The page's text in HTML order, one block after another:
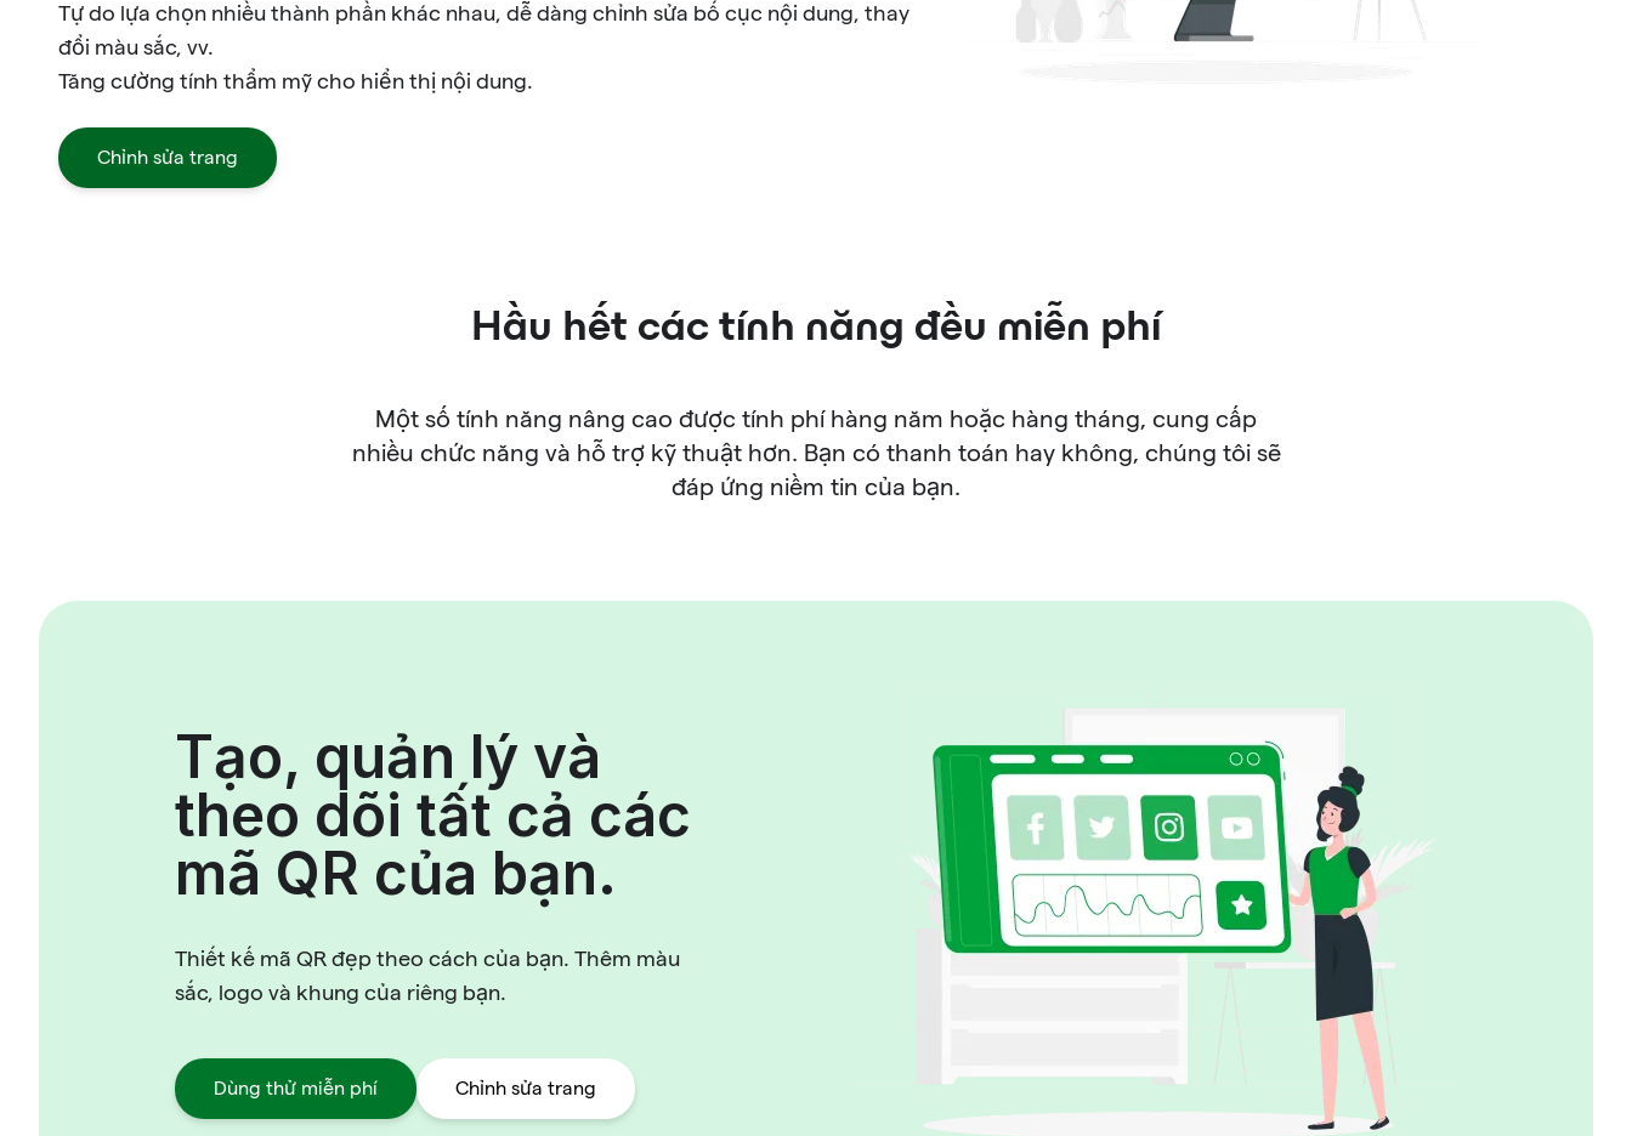
Tự do lựa chọn nhiều thành phần khác nhau, dễ dàng chỉnh sửa bố cục nội dung, thay
đổi màu sắc, vv.
Tăng cường tính thẩm mỹ cho hiển thị nội dung.
Chỉnh sửa trang
Hầu hết các tính năng đều miễn phí
Một số tính năng nâng cao được tính phí hàng năm hoặc hàng tháng, cung cấp
nhiều chức năng và hỗ trợ kỹ thuật hơn. Bạn có thanh toán hay không, chúng tôi sẽ
đáp ứng niềm tin của bạn.
Tạo, quản lý và
theo dõi tất cả các
mã QR của bạn.
Thiết kế mã QR đẹp theo cách của bạn. Thêm màu
sắc, logo và khung của riêng bạn.
Dùng thử miễn phí Chỉnh sửa trang